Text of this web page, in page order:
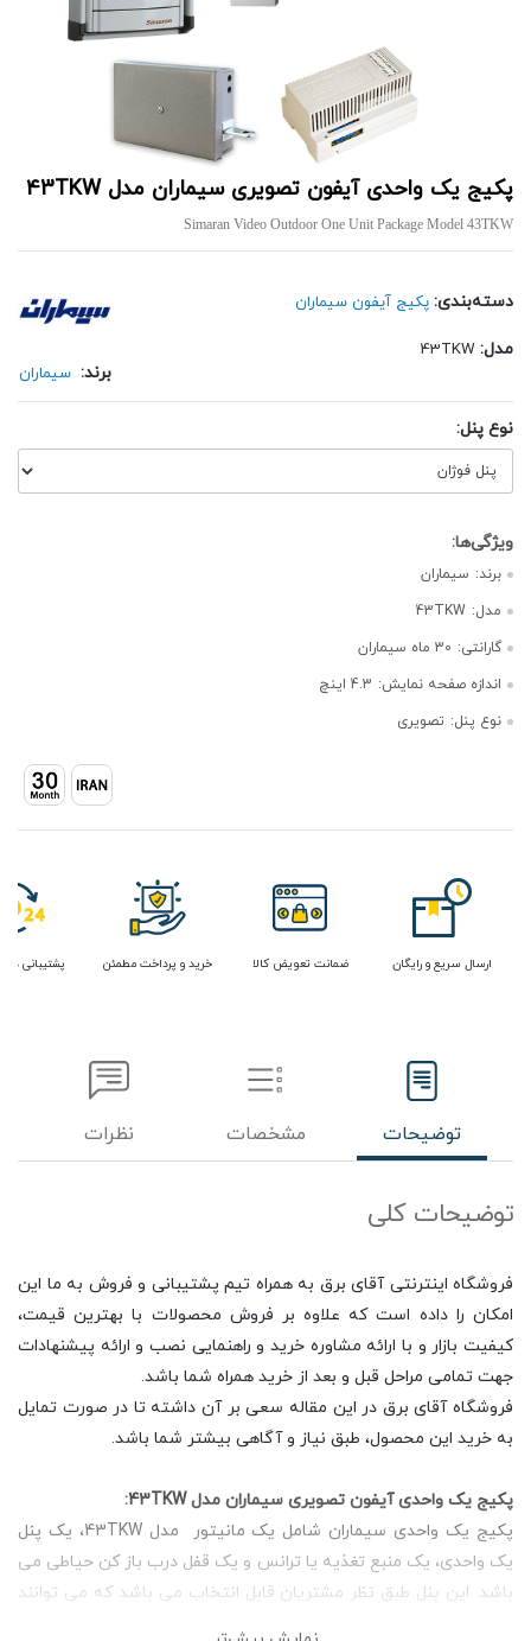
پکیج یک واحدی آیفون تصویری سیماران مدل 43TKW
Simaran Video Outdoor One Unit Package Model 43TKW
دسته‌بندی: پکیج آیفون سیماران
مدل:
برند: سیماران
نوع پنل:
برند: سیماران
مدل: 43TKW
گارانتی: 30 ماه سیماران
اندازه صفحه نمایش: 4.3 اینچ
نوع پنل: تصویری
ارسال سریع و رایگان ضمانت تعویض کالا خرید و پرداخت مطمئن پشتیبانی
توضیحات مشخصات نظرات
توضیحات کلی
فروشگاه اینترنتی آقای برق به همراه تیم پشتیبانی و فروش به ما این
امکان را داده است که علاوه بر فروش محصولات با بهترین قیمت،
کیفیت بازار و با ارائه مشاوره خرید و راهنمایی نصب و ارائه پیشنهادات
جهت تمامی مراحل قبل و بعد از خرید همراه شما باشد.
فروشگاه آقای برق در این مقاله سعی بر آن داشته تا در صورت تمایل
به خرید این محصول، طبق نیاز و آگاهی بیشتر شما باشد.
پکیج یک واحدی آیفون تصویری سیماران مدل 43TKW:
پکیج یک واحدی سیماران شامل یک مانیتور مدل 43TKW، یک پنل
یک واحدی، یک منبع تغذیه یا ترانس و یک قفل درب باز کن حیاطی می
باشد. این پنل طبق نظر مشتریان قابل انتخاب می باشد که می توانند